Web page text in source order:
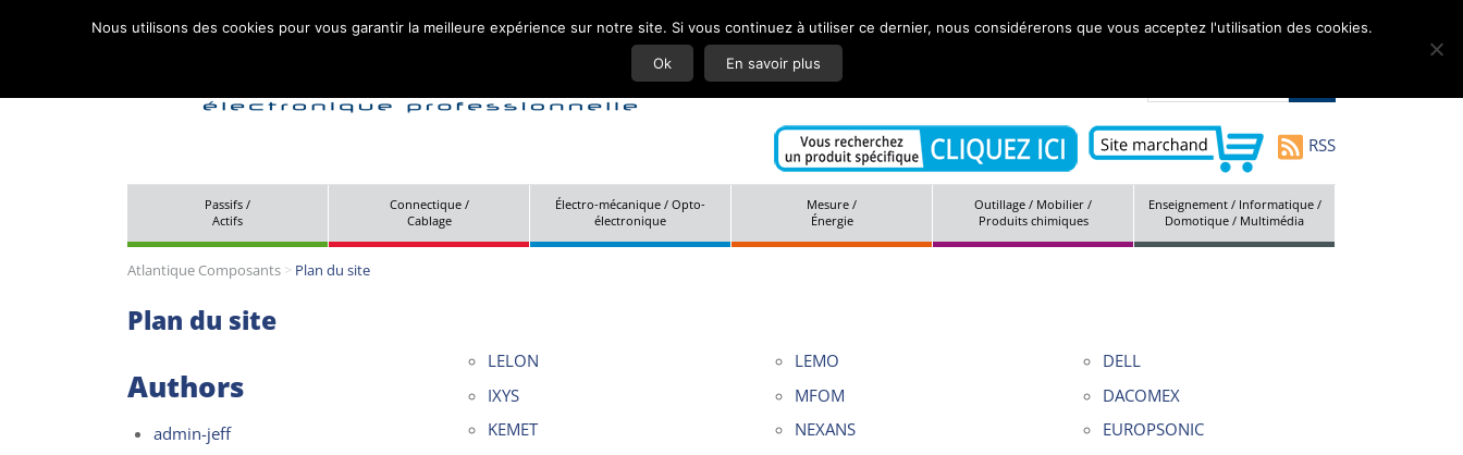
Actualités Marques Société Contact Plan du site
RSS
Passifs /
Actifs
Connectique /
Cablage
Électro-mécanique / Opto-
électronique
Mesure /
Énergie
Outillage / Mobilier /
Produits chimiques
Enseignement / Informatique /
Domotique / Multimédia
Atlantique Composants > Plan du site
Plan du site
Authors
admin-jeff
LELON
IXYS
KEMET
LEMO
MFOM
NEXANS
DELL
DACOMEX
EUROPSONIC
Nous utilisons des cookies pour vous garantir la meilleure expérience sur notre site. Si vous continuez à utiliser ce dernier, nous considérerons que vous acceptez l'utilisation des cookies.
Ok En savoir plus